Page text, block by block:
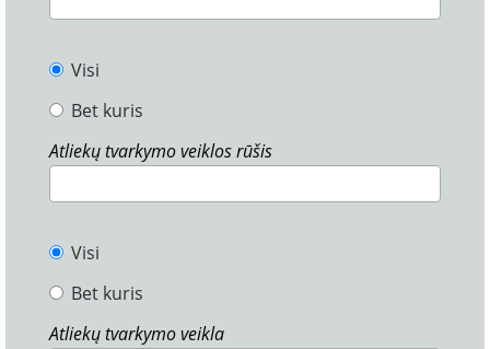
Visi
Bet kuris
Atliekų tvarkymo veiklos rūšis
Visi
Bet kuris
Atliekų tvarkymo veikla